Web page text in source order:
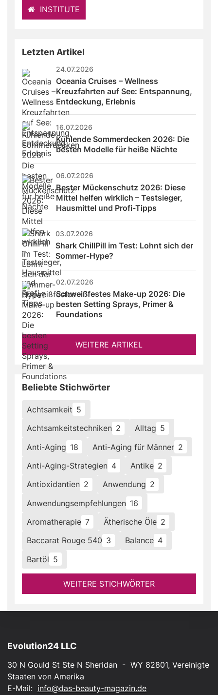
INSTITUTE
Letzten Artikel
24.07.2026
Oceania Cruises – Wellness
Kreuzfahrten auf See: Entspannung,
Entdeckung, Erlebnis
16.07.2026
Kühlende Sommerdecken 2026: Die
besten Modelle für heiße Nächte
06.07.2026
Bester Mückenschutz 2026: Diese
Mittel helfen wirklich – Testsieger,
Hausmittel und Profi-Tipps
03.07.2026
Shark ChillPill im Test: Lohnt sich der
Sommer-Hype?
02.07.2026
Schweißfestes Make-up 2026: Die
besten Setting Sprays, Primer &
Foundations
WEITERE ARTIKEL
Beliebte Stichwörter
Achtsamkeit 5
Achtsamkeitstechniken 2 Alltag 5
Anti-Aging 18 Anti-Aging für Männer 2
Anti-Aging-Strategien 4 Antike 2
Antioxidantien 2 Anwendung 2
Anwendungsempfehlungen 16
Aromatherapie 7 Ätherische Öle 2
Baccarat Rouge 540 3 Balance 4
Bartöl 5
WEITERE STICHWÖRTER
Evolution24 LLC
30 N Gould St Ste N Sheridan - WY 82801, Vereinigte
Staaten von Amerika
E-Mail: info@das-beauty-magazin.de